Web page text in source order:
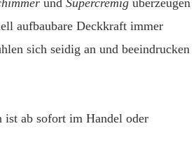
und Supercremig überzeugen
aufbaubare Deckkraft immer
sich seidig an und beeindrucken
ab sofort im Handel oder